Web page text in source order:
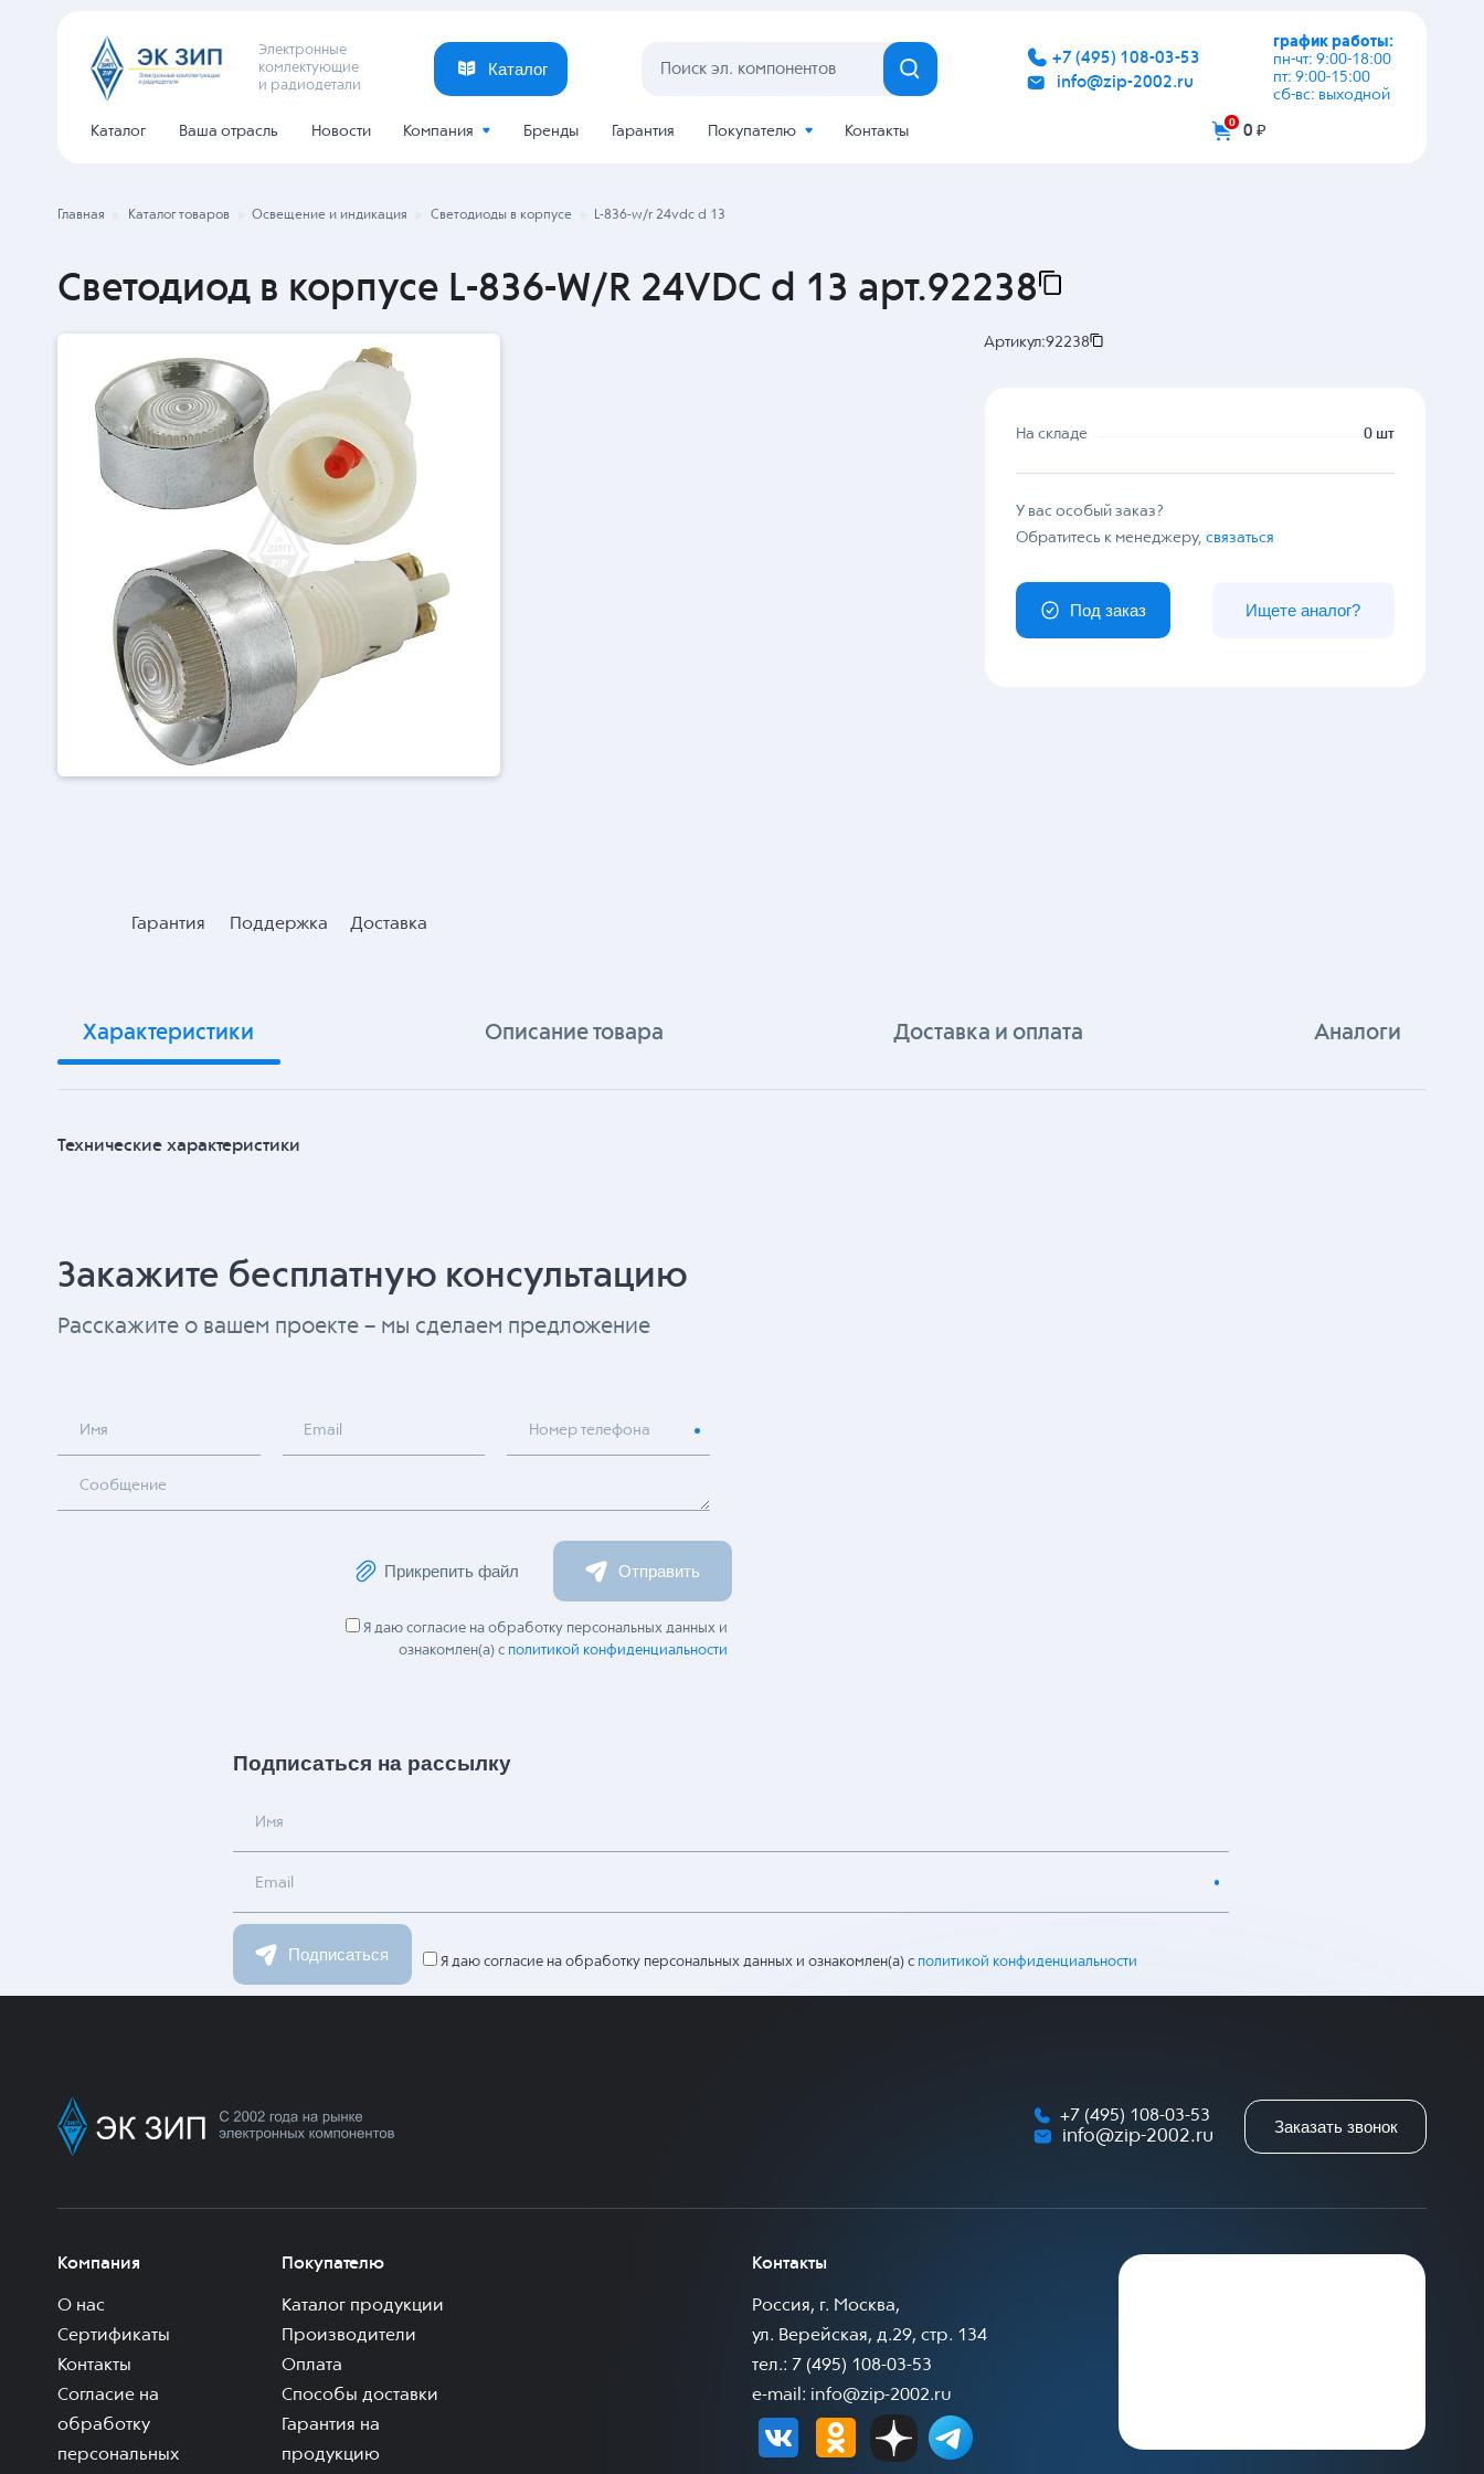
Электронные
комлектующие
и радиодетали
Каталог
+7 (495) 108-03-53
info@zip-2002.ru
график работы:
пн-чт: 9:00-18:00
пт: 9:00-15:00
сб-вс: выходной
Каталог Ваша отрасль Новости Компания Бренды Гарантия Покупателю Контакты
0 0 ₽
Главная Каталог товаров Освещение и индикация Светодиоды в корпусе L-836-w/r 24vdc d 13
Светодиод в корпусе L-836-W/R 24VDC d 13 арт.92238
Гарантия Поддержка Доставка
Артикул:92238
На складе 0 шт
У вас особый заказ?
Обратитесь к менеджеру,связаться
Под заказ Ищете аналог?
Характеристики Описание товара Доставка и оплата Аналоги
Технические характеристики
Закажите бесплатную консультацию
Расскажите о вашем проекте – мы сделаем предложение
Имя Email Номер телефона
Сообщение
Прикрепить файл Отправить
Я даю согласие на обработку персональных данных и
ознакомлен(а) с политикой конфиденциальности
Подписаться на рассылку
Имя
Email
Подписаться Я даю согласие на обработку персональных данных и ознакомлен(а) с политикой конфиденциальности
+7 (495) 108-03-53
info@zip-2002.ru
Заказать звонок
Компания
О нас
Сертификаты
Контакты
Согласие на
обработку
персональных
Покупателю
Каталог продукции
Производители
Оплата
Способы доставки
Гарантия на
продукцию
Контакты
Россия, г. Москва,
ул. Верейская, д.29, стр. 134
тел.: 7 (495) 108-03-53
e-mail: info@zip-2002.ru